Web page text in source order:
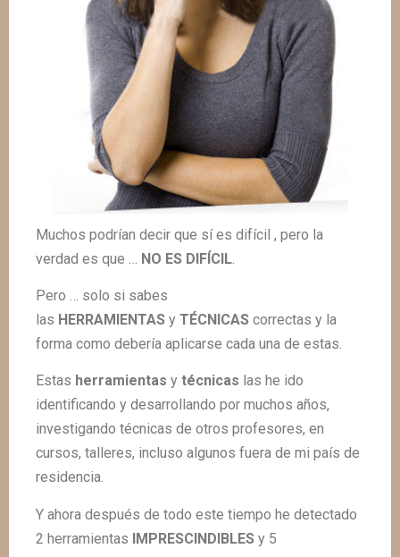
Muchos podrían decir que sí es difícil , pero la
verdad es que … NO ES DIFÍCIL
Pero … solo si sabes
las HERRAMIENTAS y TÉCNICAS correctas y la
forma como debería aplicarse cada una de estas.
Estas herramientas y técnicas las he ido
identificando y desarrollando por muchos años,
investigando técnicas de otros profesores, en
cursos, talleres, incluso algunos fuera de mi país de
residencia.
Y ahora después de todo este tiempo he detectado
2 herramientas IMPRESCINDIBLES y 5